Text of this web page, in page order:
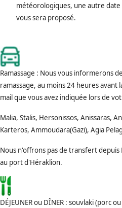
météorologiques, une autre
vous sera proposé.
Ramassage : Nous vous informerons
ramassage, au moins 24 heures avant
mail que vous avez indiquée lors de
Malia, Stalis, Hersonissos, Anissaras,
Karteros, Ammoudara(Gazi), Agia
Nous n'offrons pas de transfert
au port d'Héraklion.
DÉJEUNER ou DÎNER : souvlaki (porc